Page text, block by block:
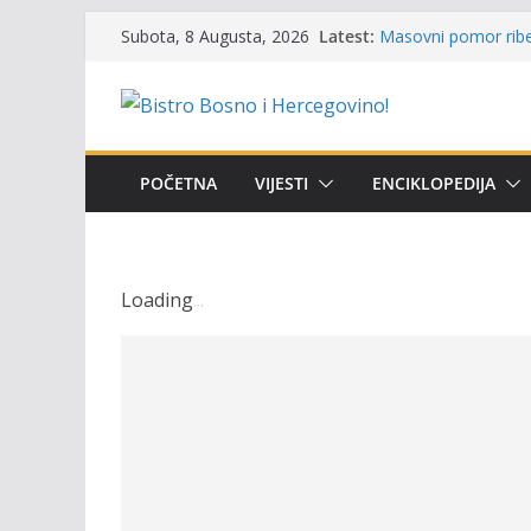
Skip
content
Subota, 8 Augusta, 2026 Latest: Masovni pomor
Poziv za učešće u
Obavještenje
osobe sa
POČETNA VIJESTI ENCIKLOPEDIJA
Loading...